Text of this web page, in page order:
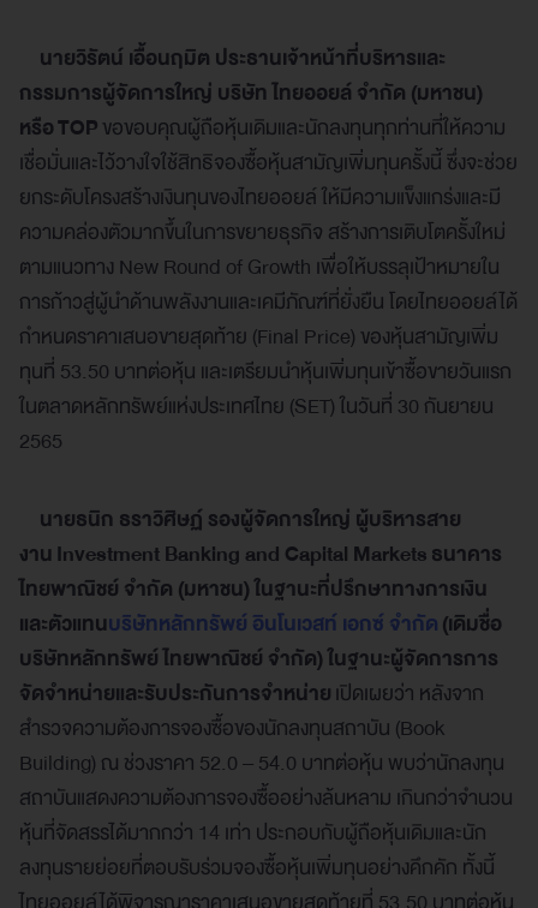
นายวิรัตน์ เอื้อนฤมิต ประธานเจ้าหน้าที่บริหารและ
กรรมการผู้จัดการใหญ่ บริษัท ไทยออยล์ จำกัด (มหาชน)
หรือTOPขอขอบคุณผู้ถือหุ้นเดิมและนักลงทุนทุกท่านที่ให้ความ
เชื่อมั่นและไว้วางใจใช้สิทธิจองซื้อหุ้นสามัญเพิ่มทุนครั้งนี้ ซึ่งจะช่วย
ยกระดับโครงสร้างเงินทุนของไทยออยล์ ให้มีความแข็งแกร่งและมี
ความคล่องตัวมากขึ้นในการขยายธุรกิจ สร้างการเติบโตครั้งใหม่
ตามแนวทาง New Round of Growth เพื่อให้บรรลุเป้าหมายใน
การก้าวสู่ผู้นำด้านพลังงานและเคมีภัณฑ์ที่ยั่งยืน โดยไทยออยล์ได้
กำหนดราคาเสนอขายสุดท้าย (Final Price) ของหุ้นสามัญเพิ่ม
ทุนที่ 53.50 บาทต่อหุ้น และเตรียมนำหุ้นเพิ่มทุนเข้าซื้อขายวันแรก
ในตลาดหลักทรัพย์แห่งประเทศไทย (SET) ในวันที่ 30 กันยายน
2565
นายธนิก ธราวิศิษฏ์ รองผู้จัดการใหญ่ ผู้บริหารสาย
งานInvestment Banking and Capital Marketsธนาคาร
ไทยพาณิชย์ จำกัด (มหาชน) ในฐานะที่ปรึกษาทางการเงิน
และตัวแทนบริษัทหลักทรัพย์ อินโนเวสท์ เอกซ์ จำกัด(เดิมชื่อ
บริษัทหลักทรัพย์ ไทยพาณิชย์ จำกัด) ในฐานะผู้จัดการการ
จัดจำหน่ายและรับประกันการจำหน่ายเปิดเผยว่า หลังจาก
สำรวจความต้องการจองซื้อของนักลงทุนสถาบัน (Book
Building) ณ ช่วงราคา 52.0 – 54.0 บาทต่อหุ้น พบว่านักลงทุน
สถาบันแสดงความต้องการจองซื้ออย่างล้นหลาม เกินกว่าจำนวน
หุ้นที่จัดสรรได้มากกว่า 14 เท่า ประกอบกับผู้ถือหุ้นเดิมและนัก
ลงทุนรายย่อยที่ตอบรับร่วมจองซื้อหุ้นเพิ่มทุนอย่างคึกคัก ทั้งนี้